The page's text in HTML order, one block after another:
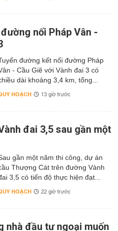
nối Pháp Vân -
đường kết nối đường Pháp
- Cầu Giẽ với Vành đai 3 có
dài khoảng 3,4 km, tổng...
HOẠCH 13 giờ trước
đai 3,5 sau gần một
gần một năm thi công, dự án
Thượng Cát trên đường Vành
3,5 có tiến độ thực hiện đạt...
HOẠCH 22 giờ trước
nhà đầu tư ngoại muốn